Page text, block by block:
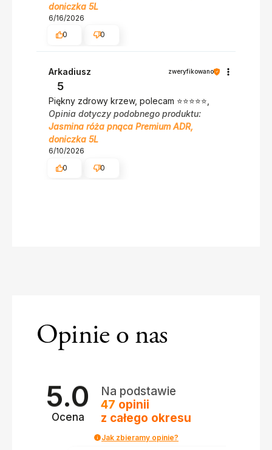
doniczka 5L
6/16/2026
0
0
Arkadiusz zweryfikowano
5
Piękny zdrowy krzew, polecam ⭐⭐⭐⭐⭐,
Opinia dotyczy podobnego produktu:
Jasmina róża pnąca Premium ADR,
doniczka 5L
6/10/2026
0
0
Opinie o nas
5.0
Ocena
Na podstawie
47 opinii
z całego okresu
Jak zbieramy opinie?